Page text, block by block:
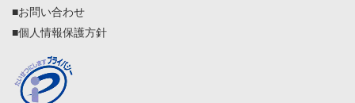
■お問い合わせ
■個人情報保護方針